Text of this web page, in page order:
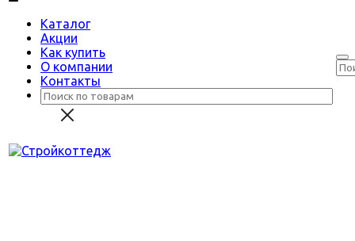
Каталог
Акции
Как купить
О компании
Контакты